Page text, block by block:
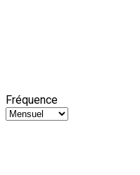
Fréquence